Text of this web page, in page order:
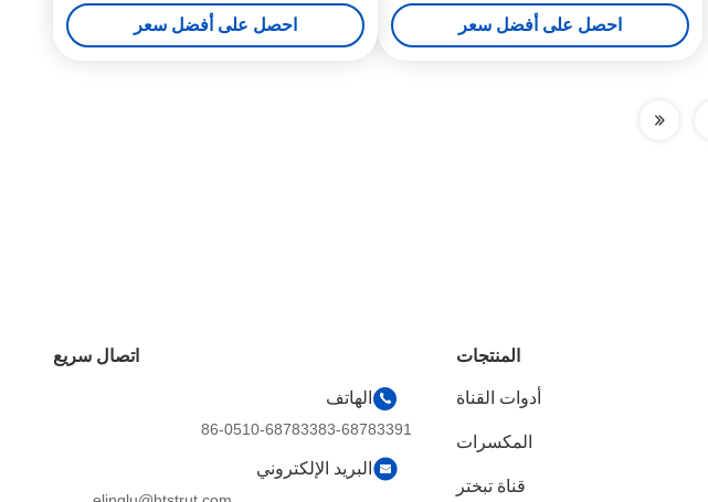
احصل على أفضل سعر احصل على أفضل سعر
المنتجات
أدوات القناة
المكسرات
قناة تبختر
اتصال سريع
الهاتف
86-0510-68783383-68783391
البريد الإلكتروني